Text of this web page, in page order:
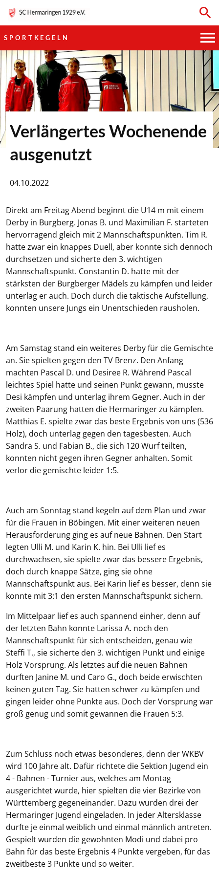
SPORTKEGELN
HAUPTVEREIN
SPORTKEGELN
FUSSBALL
GYMNASTIK
TISCHTENNIS
Verlängertes Wochenende
ausgenutzt
04.10.2022
Direkt am Freitag Abend beginnt die U14 m mit einem
Derby in Burgberg. Jonas B. und Maximilian F. starteten
hervorragend gleich mit 2 Mannschaftspunkten. Tim R.
hatte zwar ein knappes Duell, aber konnte sich dennoch
durchsetzen und sicherte den 3. wichtigen
Mannschaftspunkt. Constantin D. hatte mit der
stärksten der Burgberger Mädels zu kämpfen und leider
unterlag er auch. Doch durch die taktische Aufstellung,
konnten unsere Jungs ein Unentschieden rausholen.
Am Samstag stand ein weiteres Derby für die Gemischte
an. Sie spielten gegen den TV Brenz. Den Anfang
machten Pascal D. und Desiree R. Während Pascal
leichtes Spiel hatte und seinen Punkt gewann, musste
Desi kämpfen und unterlag ihrem Gegner. Auch in der
zweiten Paarung hatten die Hermaringer zu kämpfen.
Matthias E. spielte zwar das beste Ergebnis von uns (536
Holz), doch unterlag gegen den tagesbesten. Auch
Sandra S. und Fabian B., die sich 120 Wurf teilten,
konnten nicht gegen ihren Gegner anhalten. Somit
verlor die gemischte leider 1:5.
Auch am Sonntag stand kegeln auf dem Plan und zwar
für die Frauen in Böbingen. Mit einer weiteren neuen
Herausforderung ging es auf neue Bahnen. Den Start
legten Ulli M. und Karin K. hin. Bei Ulli lief es
durchwachsen, sie spielte zwar das bessere Ergebnis,
doch durch knappe Sätze, ging sie ohne
Mannschaftspunkt aus. Bei Karin lief es besser, denn sie
konnte mit 3:1 den ersten Mannschaftspunkt sichern.
Im Mittelpaar lief es auch spannend einher, denn auf
der letzten Bahn konnte Larissa A. noch den
Mannschaftspunkt für sich entscheiden, genau wie
Steffi T., sie sicherte den 3. wichtigen Punkt und einige
Holz Vorsprung. Als letztes auf die neuen Bahnen
durften Janine M. und Caro G., doch beide erwischten
keinen guten Tag. Sie hatten schwer zu kämpfen und
gingen leider ohne Punkte aus. Doch der Vorsprung war
groß genug und somit gewannen die Frauen 5:3.
Zum Schluss noch etwas besonderes, denn der WKBV
wird 100 Jahre alt. Dafür richtete die Sektion Jugend ein
4 - Bahnen - Turnier aus, welches am Montag
ausgerichtet wurde, hier spielten die vier Bezirke von
Württemberg gegeneinander. Dazu wurden drei der
Hermaringer Jugend eingeladen. In jeder Altersklasse
durfte je einmal weiblich und einmal männlich antreten.
Gespielt wurden die gewohnten Modi und dabei pro
Bahn für das beste Ergebnis 4 Punkte vergeben, für das
zweitbeste 3 Punkte und so weiter.